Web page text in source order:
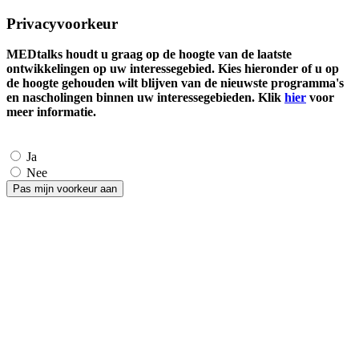
Privacyvoorkeur
MEDtalks houdt u graag op de hoogte van de laatste
ontwikkelingen op uw interessegebied. Kies hieronder of u op
de hoogte gehouden wilt blijven van de nieuwste programma's
en nascholingen binnen uw interessegebieden. Klik hier voor
meer informatie.
Ja
Nee